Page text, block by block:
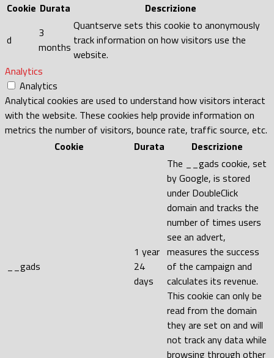
Cookie Durata Descrizione
d
3
months
Quantserve sets this cookie to anonymously
track information on how visitors use the
website.
Analytics
Analytics
Analytical cookies are used to understand how visitors interact
with the website. These cookies help provide information on
metrics the number of visitors, bounce rate, traffic source, etc.
Cookie
Durata Descrizione
__gads
1 year
24
days
The __gads cookie, set
by Google, is stored
under DoubleClick
domain and tracks the
number of times users
see an advert,
measures the success
of the campaign and
calculates its revenue.
This cookie can only be
read from the domain
they are set on and will
not track any data while
browsing through other